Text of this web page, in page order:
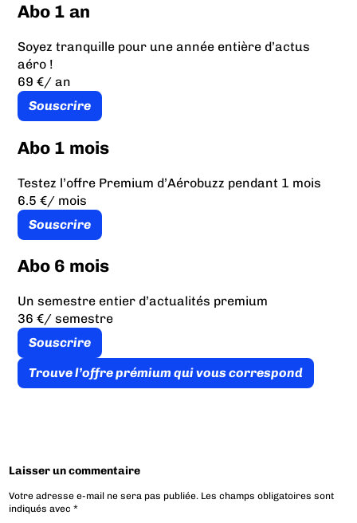
Abo 1 an
Soyez tranquille pour une année entière d’actus
aéro !
69 €/ an
Souscrire
Abo 1 mois
Testez l’offre Premium d’Aérobuzz pendant 1 mois
6.5 €/ mois
Souscrire
Abo 6 mois
Un semestre entier d’actualités premium
36 €/ semestre
Souscrire
Trouve l’offre prémium qui vous correspond
Laisser un commentaire
Votre adresse e-mail ne sera pas publiée. Les champs obligatoires sont
indiqués avec*